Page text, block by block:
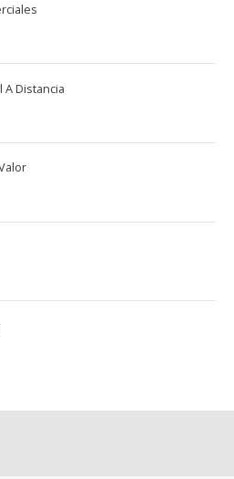
A Distancia